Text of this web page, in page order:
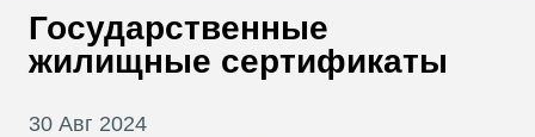
Т
Государственные
жилищные сертификаты
30 Авг 2024